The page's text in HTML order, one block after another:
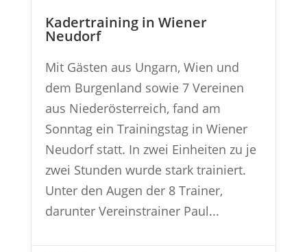
Kadertraining in Wiener
Neudorf
Mit Gästen aus Ungarn, Wien und
dem Burgenland sowie 7 Vereinen
aus Niederösterreich, fand am
Sonntag ein Trainingstag in Wiener
Neudorf statt. In zwei Einheiten zu je
zwei Stunden wurde stark trainiert.
Unter den Augen der 8 Trainer,
darunter Vereinstrainer Paul...